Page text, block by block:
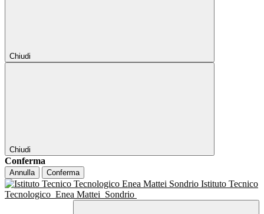
Chiudi
Chiudi
Conferma
Annulla Conferma
Istituto Tecnico
Tecnologico Enea Mattei Sondrio